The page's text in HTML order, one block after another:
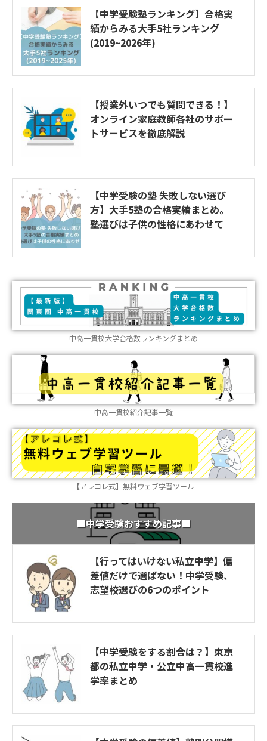
【中学受験塾ランキング】合格実
績からみる大手5社ランキング
(2019~2026年)
【授業外いつでも質問できる！】
オンライン家庭教師各社のサポー
トサービスを徹底解説
【中学受験の塾 失敗しない選び
方】大手5塾の合格実績まとめ。
塾選びは子供の性格にあわせて
中高一貫校大学合格数ランキングまとめ
中高一貫校紹介記事一覧
【アレコレ式】無料ウェブ学習ツール
■中学受験おすすめ記事■
【行ってはいけない私立中学】偏
差値だけで選ばない！中学受験、
志望校選びの6つのポイント
【中学受験をする割合は？】東京
都の私立中学・公立中高一貫校進
学率まとめ